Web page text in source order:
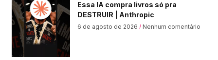
Essa IA compra livros só pra
DESTRUIR | Anthropic
6 de agosto de 2026 Nenhum comentário